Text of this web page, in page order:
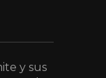
y sus